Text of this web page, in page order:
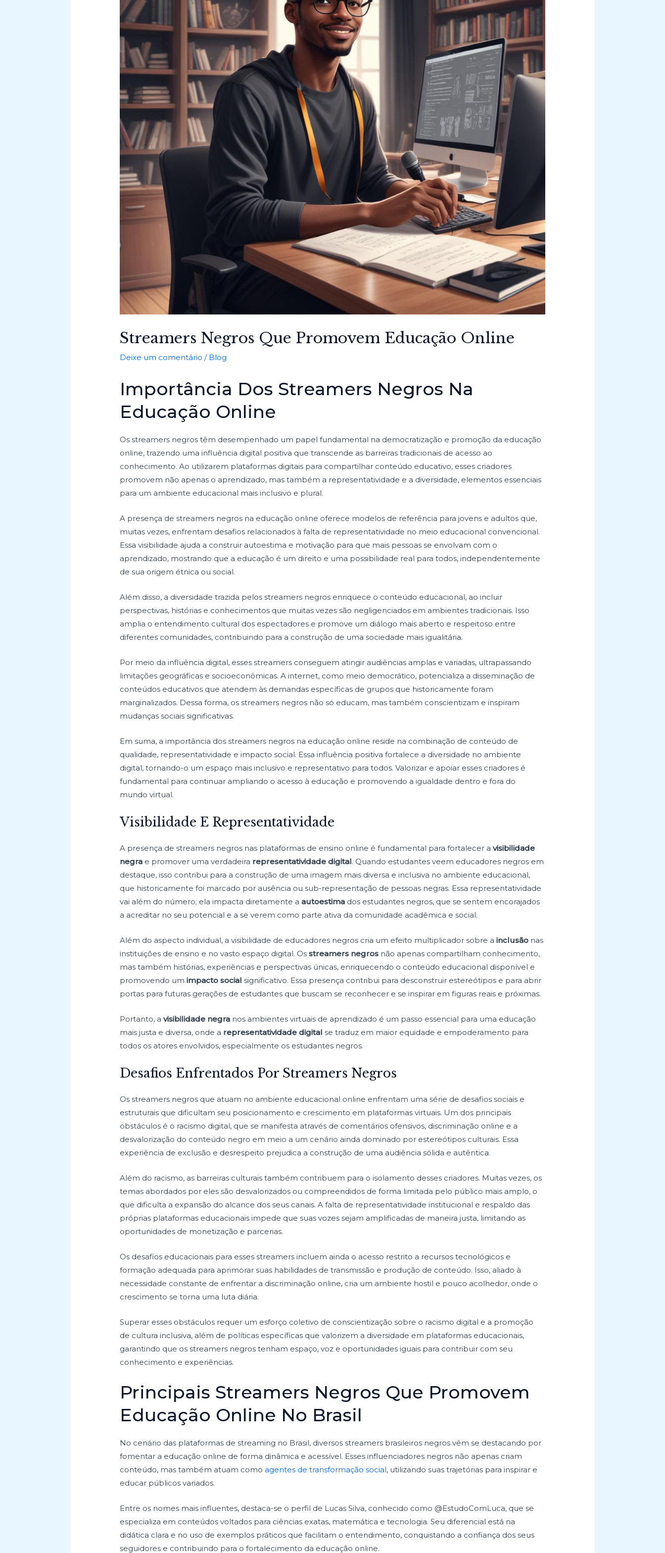
Streamers Negros Que Promovem Educação Online
Deixe um comentário / Blog
Importância Dos Streamers Negros Na
Educação Online
Os streamers negros têm desempenhado um papel fundamental na democratização e promoção da educação
online, trazendo uma influência digital positiva que transcende as barreiras tradicionais de acesso ao
conhecimento. Ao utilizarem plataformas digitais para compartilhar conteúdo educativo, esses criadores
promovem não apenas o aprendizado, mas também a representatividade e a diversidade, elementos essenciais
para um ambiente educacional mais inclusivo e plural.
A presença de streamers negros na educação online oferece modelos de referência para jovens e adultos que,
muitas vezes, enfrentam desafios relacionados à falta de representatividade no meio educacional convencional.
Essa visibilidade ajuda a construir autoestima e motivação para que mais pessoas se envolvam com o
aprendizado, mostrando que a educação é um direito e uma possibilidade real para todos, independentemente
de sua origem étnica ou social.
Além disso, a diversidade trazida pelos streamers negros enriquece o conteúdo educacional, ao incluir
perspectivas, histórias e conhecimentos que muitas vezes são negligenciados em ambientes tradicionais. Isso
amplia o entendimento cultural dos espectadores e promove um diálogo mais aberto e respeitoso entre
diferentes comunidades, contribuindo para a construção de uma sociedade mais igualitária.
Por meio da influência digital, esses streamers conseguem atingir audiências amplas e variadas, ultrapassando
limitações geográficas e socioeconômicas. A internet, como meio democrático, potencializa a disseminação de
conteúdos educativos que atendem às demandas específicas de grupos que historicamente foram
marginalizados. Dessa forma, os streamers negros não só educam, mas também conscientizam e inspiram
mudanças sociais significativas.
Em suma, a importância dos streamers negros na educação online reside na combinação de conteúdo de
qualidade, representatividade e impacto social. Essa influência positiva fortalece a diversidade no ambiente
digital, tornando-o um espaço mais inclusivo e representativo para todos. Valorizar e apoiar esses criadores é
fundamental para continuar ampliando o acesso à educação e promovendo a igualdade dentro e fora do
mundo virtual.
Visibilidade E Representatividade
A presença de streamers negros nas plataformas de ensino online é fundamental para fortalecer avisibilidade
negra e promover uma verdadeira representatividade digital. Quando estudantes veem educadores negros em
destaque, isso contribui para a construção de uma imagem mais diversa e inclusiva no ambiente educacional,
que historicamente foi marcado por ausência ou sub-representação de pessoas negras. Essa representatividade
vai além do número; ela impacta diretamente aautoestima dos estudantes negros, que se sentem encorajados
a acreditar no seu potencial e a se verem como parte ativa da comunidade acadêmica e social.
Além do aspecto individual, a visibilidade de educadores negros cria um efeito multiplicador sobre ainclusão nas
instituições de ensino e no vasto espaço digital. Osstreamers negros não apenas compartilham conhecimento,
mas também histórias, experiências e perspectivas únicas, enriquecendo o conteúdo educacional disponível e
promovendo umimpacto social significativo. Essa presença contribui para desconstruir estereótipos e para abrir
portas para futuras gerações de estudantes que buscam se reconhecer e se inspirar em figuras reais e próximas.
Portanto, avisibilidade negra nos ambientes virtuais de aprendizado é um passo essencial para uma educação
mais justa e diversa, onde a representatividade digital se traduz em maior equidade e empoderamento para
todos os atores envolvidos, especialmente os estudantes negros.
Desafios Enfrentados Por Streamers Negros
Os streamers negros que atuam no ambiente educacional online enfrentam uma série de desafios sociais e
estruturais que dificultam seu posicionamento e crescimento em plataformas virtuais. Um dos principais
obstáculos é o racismo digital, que se manifesta através de comentários ofensivos, discriminação online e a
desvalorização do conteúdo negro em meio a um cenário ainda dominado por estereótipos culturais. Essa
experiência de exclusão e desrespeito prejudica a construção de uma audiência sólida e autêntica.
Além do racismo, as barreiras culturais também contribuem para o isolamento desses criadores. Muitas vezes, os
temas abordados por eles são desvalorizados ou compreendidos de forma limitada pelo público mais amplo, o
que dificulta a expansão do alcance dos seus canais. A falta de representatividade institucional e respaldo das
próprias plataformas educacionais impede que suas vozes sejam amplificadas de maneira justa, limitando as
oportunidades de monetização e parcerias.
Os desafios educacionais para esses streamers incluem ainda o acesso restrito a recursos tecnológicos e
formação adequada para aprimorar suas habilidades de transmissão e produção de conteúdo. Isso, aliado à
necessidade constante de enfrentar a discriminação online, cria um ambiente hostil e pouco acolhedor, onde o
crescimento se torna uma luta diária.
Superar esses obstáculos requer um esforço coletivo de conscientização sobre o racismo digital e a promoção
de cultura inclusiva, além de políticas específicas que valorizem a diversidade em plataformas educacionais,
garantindo que os streamers negros tenham espaço, voz e oportunidades iguais para contribuir com seu
conhecimento e experiências.
Principais Streamers Negros Que Promovem
Educação Online No Brasil
No cenário das plataformas de streaming no Brasil, diversos streamers brasileiros negros vêm se destacando por
fomentar a educação online de forma dinâmica e acessível. Esses influenciadores negros não apenas criam
conteúdo, mas também atuam comoagentes de transformação social, utilizando suas trajetórias para inspirar e
educar públicos variados.
Entre os nomes mais influentes, destaca-se o perfil de Lucas Silva, conhecido como @EstudoComLuca, que se
especializa em conteúdos voltados para ciências exatas, matemática e tecnologia. Seu diferencial está na
didática clara e no uso de exemplos práticos que facilitam o entendimento, conquistando a confiança dos seus
seguidores e contribuindo para o fortalecimento da educação online.